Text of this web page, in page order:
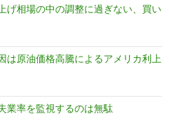
げ相場の中の調整に過ぎない、買い
は原油価格高騰によるアメリカ利上
業率を監視するのは無駄